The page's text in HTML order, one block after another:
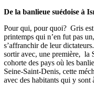
De la banlieue suédoise à
Pour qui, pour quoi? Gris est
printemps qui n’en fut pas
s’affranchir de leur
sortir avec, une première, la
cohorte des pays où les
Seine-Saint-Denis, cette
avec des habitants qui y sont